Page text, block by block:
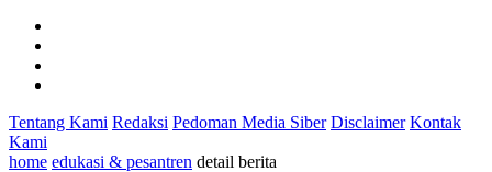
Tentang Kami Redaksi Pedoman Media Siber Disclaimer Kontak
Kami
home edukasi & pesantren detail berita